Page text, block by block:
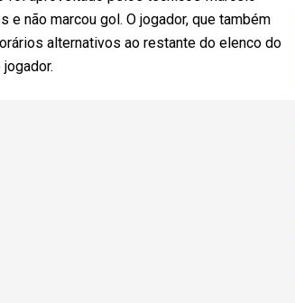
e não marcou gol. O jogador, que também
alternativos ao restante do elenco do